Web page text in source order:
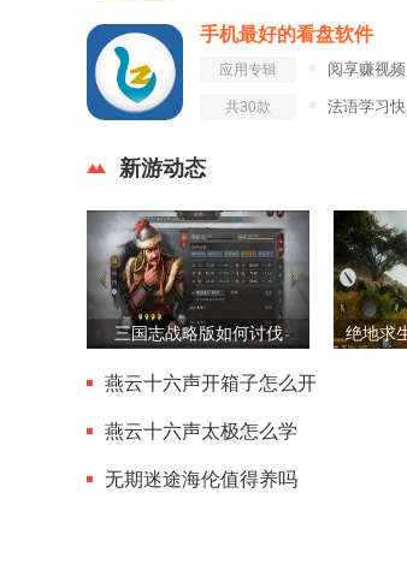
手机最好的看盘软件
应用专辑 阅享赚视频
共30款 法语学习快速入门
新游动态
三国志战略版如何讨伐
燕云十六声开箱子怎么开
燕云十六声太极怎么学
无期迷途海伦值得养吗